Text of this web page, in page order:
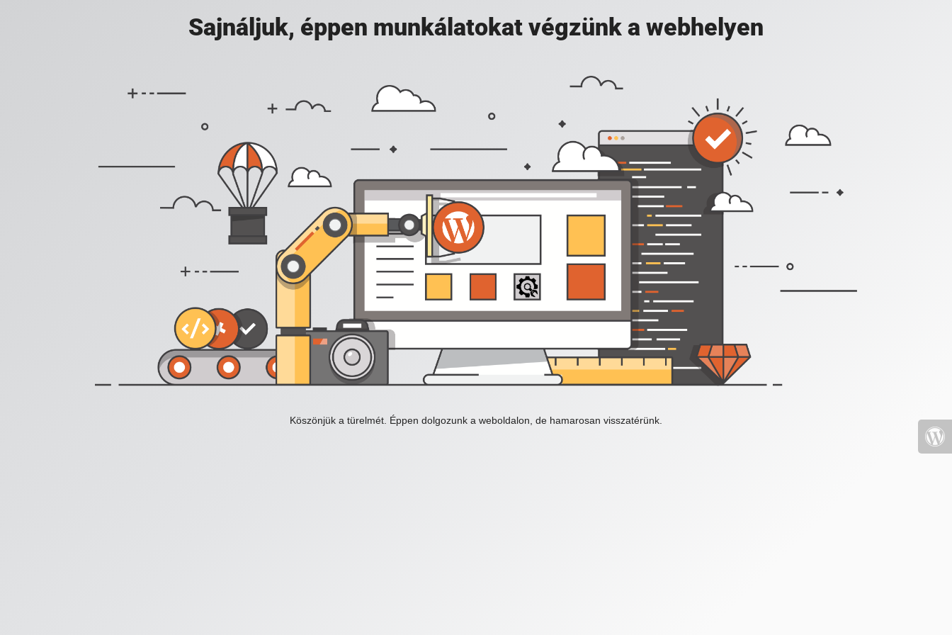
Sajnáljuk, éppen munkálatokat végzünk a webhelyen
Köszönjük a türelmét. Éppen dolgozunk a weboldalon, de hamarosan visszatérünk.